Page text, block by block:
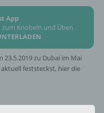
App
Knobeln und Üben
23.5.2019 zu Dubai im Mai
feststeckst, hier die